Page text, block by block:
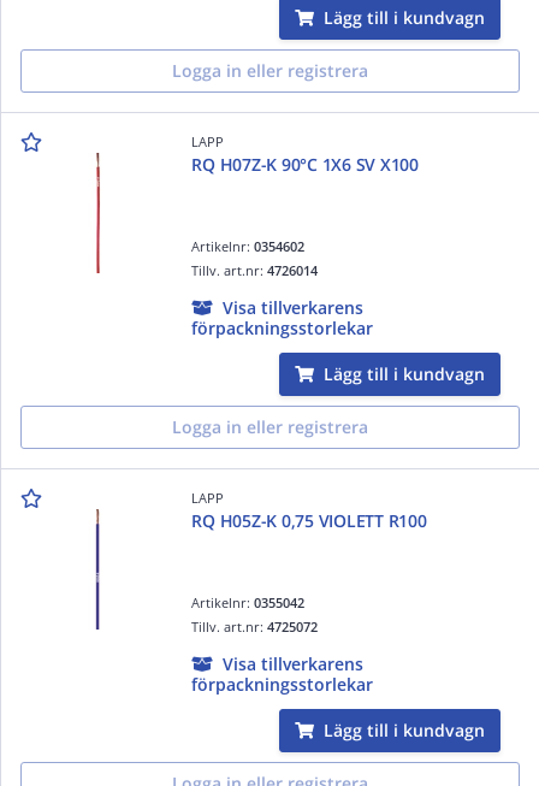
Lägg till i kundvagn
Logga in eller registrera
LAPP
RQ H07Z-K 90°C 1X6 SV X100
Artikelnr:0354602
Tillv. art.nr:4726014
Visa tillverkarens
förpackningsstorlekar
Lägg till i kundvagn
Logga in eller registrera
LAPP
RQ H05Z-K 0,75 VIOLETT R100
Artikelnr:0355042
Tillv. art.nr:4725072
Visa tillverkarens
förpackningsstorlekar
Lägg till i kundvagn